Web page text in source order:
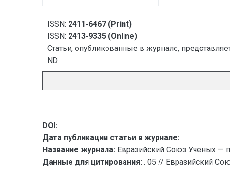
ISSN: 2411-6467 (Print)
ISSN: 2413-9335 (Online)
Статьи, опубликованные в журнале,
ND
DOI:
Дата публикации статьи в журнале:
Название журнала: Евразийский Союз Ученых —
Данные для цитирования: . 05 // Евразийский